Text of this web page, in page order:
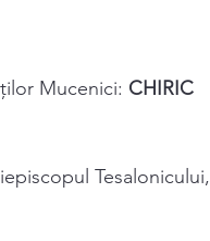
Mucenici: CHIRIC
Tesalonicului,